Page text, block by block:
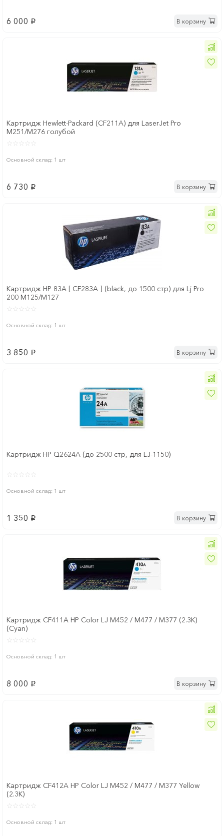
6 000 p В корзину
Картридж Hewlett-Packard (CF211A) для LaserJet Pro
M251/M276 голубой
Основной склад: 1 шт
6 730 p В корзину
Картридж HP 83A [ CF283A ] (black, до 1500 стр) для Lj Pro
200 M125/M127
Основной склад: 1 шт
3 850 p В корзину
Картридж HP Q2624A (до 2500 стр, для LJ-1150)
Основной склад: 1 шт
1 350 p В корзину
Картридж CF411A HP Color LJ M452 / M477 / M377 (2.3K)
(Cyan)
Основной склад: 1 шт
8 000 p В корзину
Картридж CF412A HP Color LJ M452 / M477 / M377 Yellow
(2.3K)
Основной склад: 1 шт